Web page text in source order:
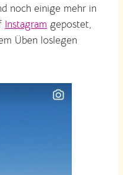
noch einige mehr in
Instagram gepostet,
Üben loslegen